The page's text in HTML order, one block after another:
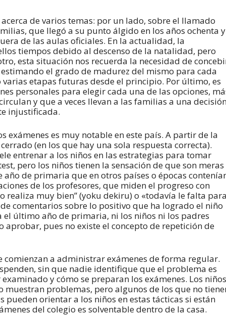
de varios temas: por un lado, sobre el llamado
que llegó a su punto álgido en los años ochenta y
de las aulas oficiales. En la actualidad, la
tiempos debido al descenso de la natalidad, pero
esta situación nos recuerda la necesidad de
el grado de madurez del mismo para cada
etapas futuras desde el principio. Por último, es
personales para elegir cada una de las opciones,
y que a veces llevan a las familias a una
injustificada.
exámenes es muy notable en este país. A partir de la
(en los que hay una sola respuesta correcta).
entrenar a los niños en las estrategias para tomar
pero los niños tienen la sensación de que son meras
de primaria que en otros países o épocas
de los profesores, que miden el progreso con
realiza muy bien” (yoku dekiru) o «todavía le falta para
comentarios sobre lo positivo que ha logrado el niño
último año de primaria, ni los niños ni los padres
pues no existe el concepto de repetición de
comienzan a administrar exámenes de forma regular.
sin que nadie identifique que el problema es
y cómo se preparan los exámenes. Los niños
problemas, pero algunos de los que no
orientar a los niños en estas tácticas si están
del colegio es solventable dentro de la casa.